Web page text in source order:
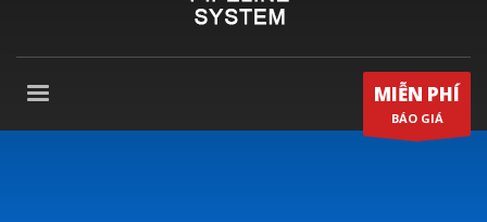
MIỄN PHÍ
BÁO GIÁ